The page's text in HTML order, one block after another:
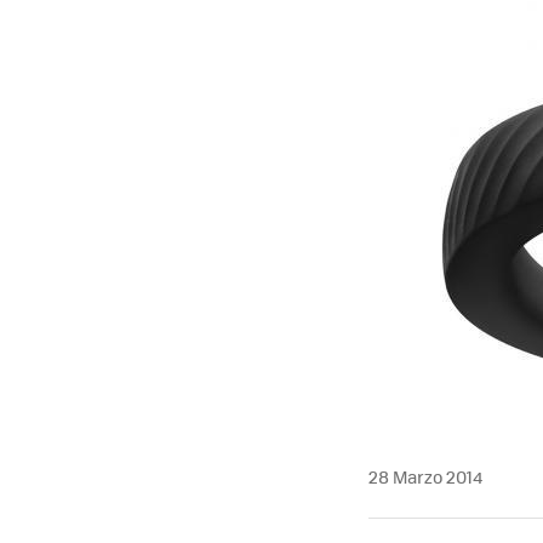
28 Marzo 2014